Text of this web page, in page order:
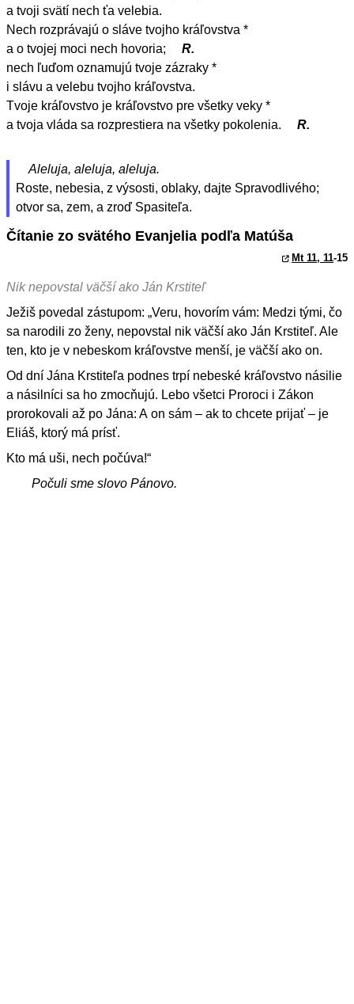
a tvoji svätí nech ťa velebia.
Nech rozprávajú o sláve tvojho kráľovstva *
a o tvojej moci nech hovoria;
R.
nech ľuďom oznamujú tvoje zázraky *
i slávu a velebu tvojho kráľovstva.
Tvoje kráľovstvo je kráľovstvo pre všetky veky *
a tvoja vláda sa rozprestiera na všetky pokolenia.
R.
Aleluja, aleluja, aleluja.
Roste, nebesia, z výsosti, oblaky, dajte Spravodlivého;
otvor sa, zem, a zroď Spasiteľa.
Čítanie zo svätého Evanjelia podľa Matúša
Mt 11, 11-15
Nik nepovstal väčší ako Ján Krstiteľ
Ježiš povedal zástupom: „Veru, hovorím vám: Medzi tými, čo
sa narodili zo ženy, nepovstal nik väčší ako Ján Krstiteľ. Ale
ten, kto je v nebeskom kráľovstve menší, je väčší ako on.
Od dní Jána Krstiteľa podnes trpí nebeské kráľovstvo násilie
a násilníci sa ho zmocňujú. Lebo všetci Proroci i Zákon
prorokovali až po Jána: A on sám – ak to chcete prijať – je
Eliáš, ktorý má prísť.
Kto má uši, nech počúva!“
Počuli sme slovo Pánovo.